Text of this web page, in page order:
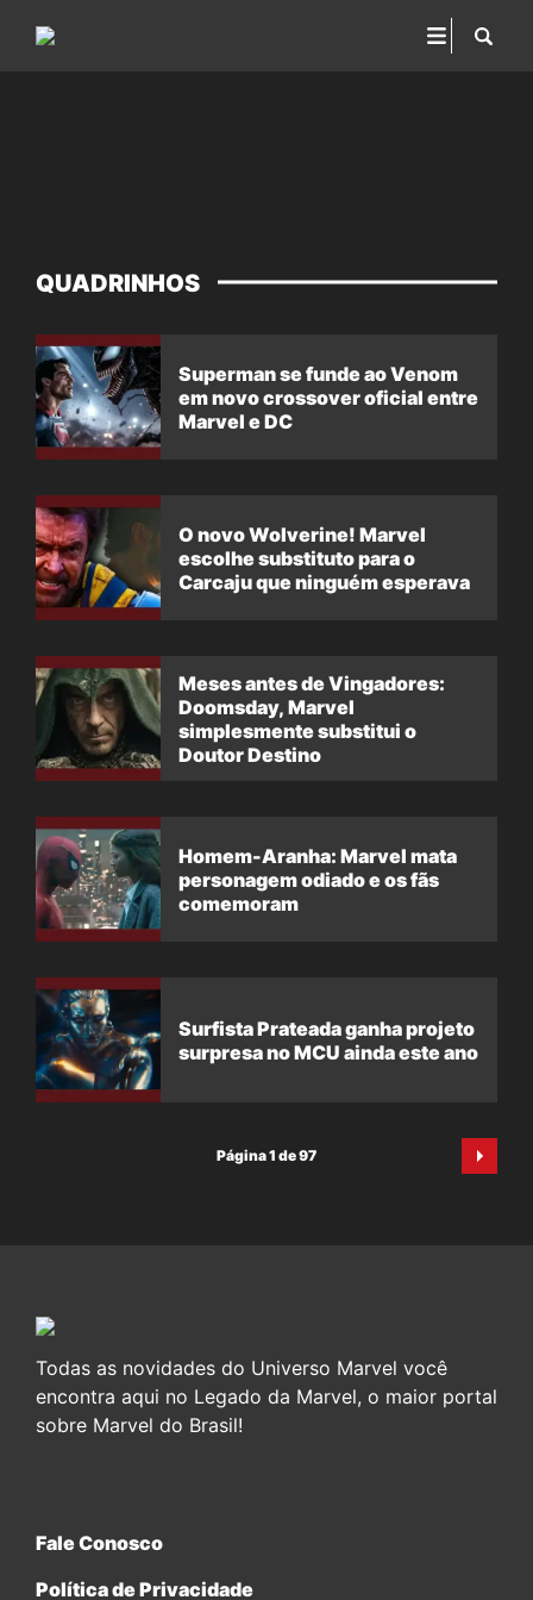
QUADRINHOS
Superman se funde ao Venom
em novo crossover oficial entre
Marvel e DC
O novo Wolverine! Marvel
escolhe substituto para o
Carcaju que ninguém esperava
Meses antes de Vingadores:
Doomsday, Marvel
simplesmente substitui o
Doutor Destino
Homem-Aranha: Marvel mata
personagem odiado e os fãs
comemoram
Surfista Prateada ganha projeto
surpresa no MCU ainda este ano
Página 1 de 97
Todas as novidades do Universo Marvel você
encontra aqui no Legado da Marvel, o maior portal
sobre Marvel do Brasil!
Fale Conosco
Política de Privacidade